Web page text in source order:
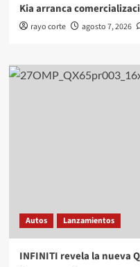
Kia arranca
rayo corte agosto 7, 2026
Autos Lanzamientos
INFINITI revela la nueva